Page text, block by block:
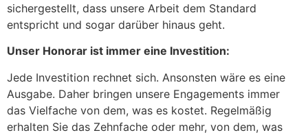
sichergestellt, dass unsere Arbeit dem Standard
entspricht und sogar darüber hinaus geht.
Unser Honorar ist immer eine Investition:
Jede Investition rechnet sich. Ansonsten wäre es eine
Ausgabe. Daher bringen unsere Engagements immer
das Vielfache von dem, was es kostet. Regelmäßig
erhalten Sie das Zehnfache oder mehr, von dem, was